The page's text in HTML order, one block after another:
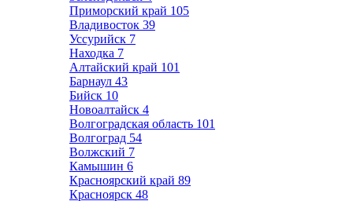
Приморский край 105
Владивосток 39
Уссурийск 7
Находка 7
Алтайский край 101
Барнаул 43
Бийск 10
Новоалтайск 4
Волгоградская область 101
Волгоград 54
Волжский 7
Камышин 6
Красноярский край 89
Красноярск 48